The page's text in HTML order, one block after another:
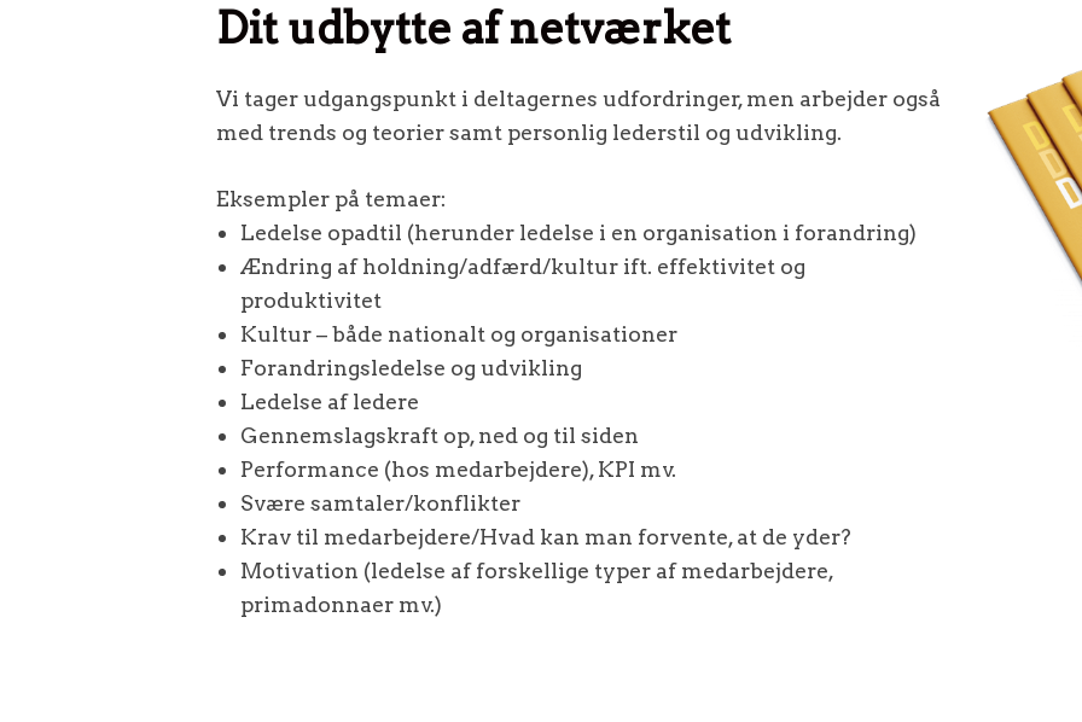
Dit udbytte af netværket
Vi tager udgangspunkt i deltagernes udfordringer, men arbejder også
med trends og teorier samt personlig lederstil og udvikling.
Eksempler på temaer:
Ledelse opadtil (herunder ledelse i en organisation i forandring)
Ændring af holdning/adfærd/kultur ift. effektivitet og
produktivitet
Kultur – både nationalt og organisationer
Forandringsledelse og udvikling
Ledelse af ledere
Gennemslagskraft op, ned og til siden
Performance (hos medarbejdere), KPI mv.
Svære samtaler/konflikter
Krav til medarbejdere/Hvad kan man forvente, at de yder?
Motivation (ledelse af forskellige typer af medarbejdere,
primadonnaer mv.)